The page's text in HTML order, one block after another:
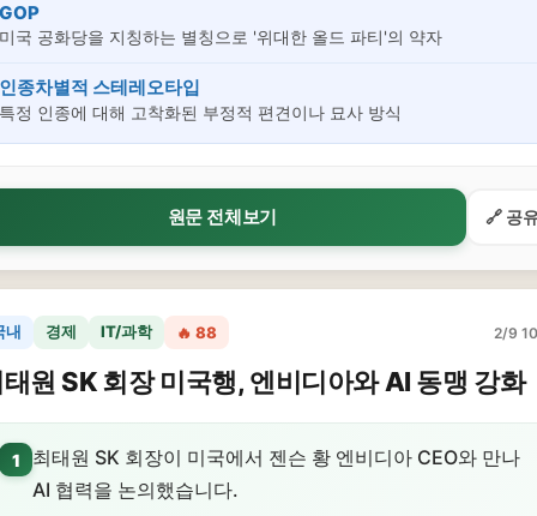
GOP
미국 공화당을 지칭하는 별칭으로 '위대한 올드 파티'의 약자
인종차별적 스테레오타입
특정 인종에 대해 고착화된 부정적 편견이나 묘사 방식
원문 전체보기 🔗 공
내 경제 IT/과학 🔥 88 2/9
원 SK 회장 미국행, 엔비디아와 AI 동맹 강화
1
최태원 SK 회장이 미국에서 젠슨 황 엔비디아 CEO와 만나
AI 협력을 논의했습니다.